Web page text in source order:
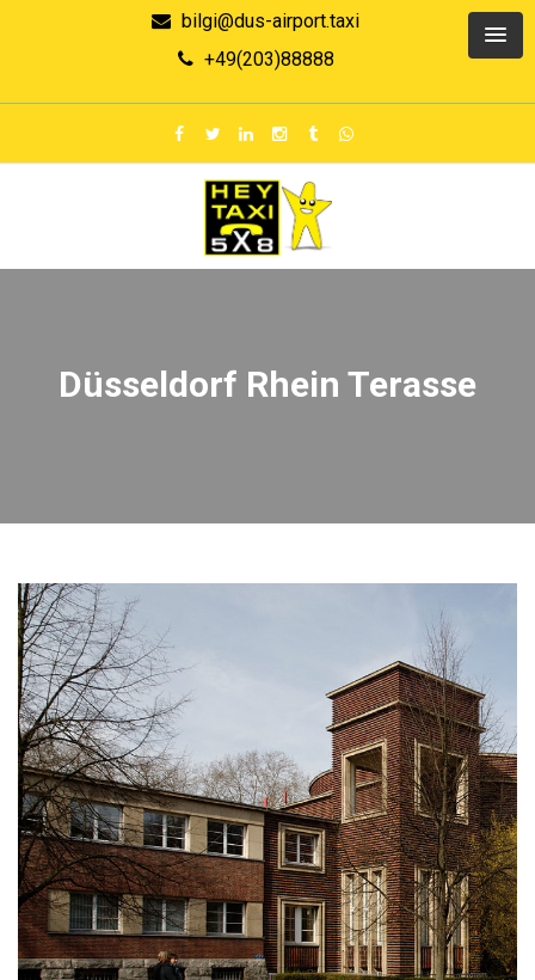
bilgi@dus-airport.taxi
+49(203)88888
Düsseldorf Rhein Terasse